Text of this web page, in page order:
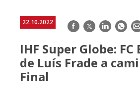
22.10.2022 Facebook
TwitterLinkedIn E-
IHF Super Globe:
de Luís Frade a
Final